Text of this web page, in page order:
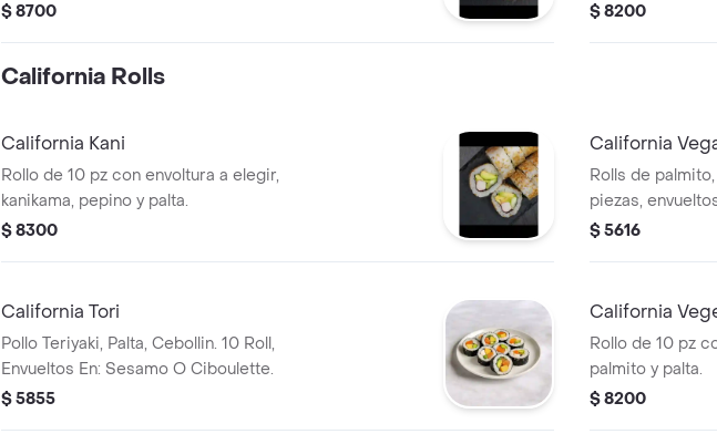
$ 8700
$ 8200
California Rolls
California Kani
Rollo de 10 pz con envoltura a elegir,
kanikama, pepino y palta.
$ 8300
California
Rolls de
piezas,
$ 5616
California Tori
Pollo Teriyaki, Palta, Cebollin. 10 Roll,
Envueltos En: Sesamo O Ciboulette.
$ 5855
California
Rollo de 10 pz
palmito y palta.
$ 8200